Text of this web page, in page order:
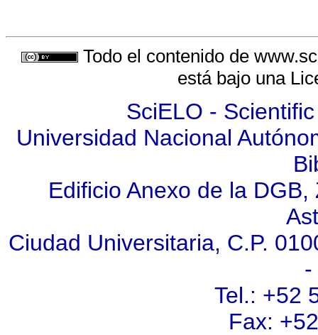
Todo el contenido de
está bajo una
SciELO -
Universidad Nacional
Edificio Anexo de la
Ciudad Universitaria, C.P.
-
Tel.: +52
Fax: